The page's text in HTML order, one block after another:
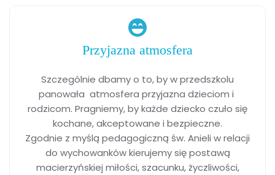
Przyjazna atmosfera
Szczególnie dbamy o to, by w przedszkolu
panowała atmosfera przyjazna dzieciom i
rodzicom. Pragniemy, by każde dziecko czuło się
kochane, akceptowane i bezpieczne.
Zgodnie z myślą pedagogiczną św. Anieli w relacji
do wychowanków kierujemy się postawą
macierzyńskiej miłości, szacunku, życzliwości,